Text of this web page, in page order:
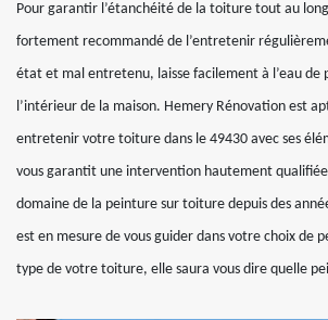
Pour garantir l’étanchéité de la toiture tout au
fortement recommandé de l’entretenir
état et mal entretenu, laisse facilement à l’eau de
l’intérieur de la maison. Hemery Rénovation est
entretenir votre toiture dans le 49430 avec ses
vous garantit une intervention hautement
domaine de la peinture sur toiture depuis des
est en mesure de vous guider dans votre choix de
type de votre toiture, elle saura vous dire quelle